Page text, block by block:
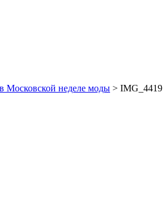
Московской неделе моды > IMG_4419